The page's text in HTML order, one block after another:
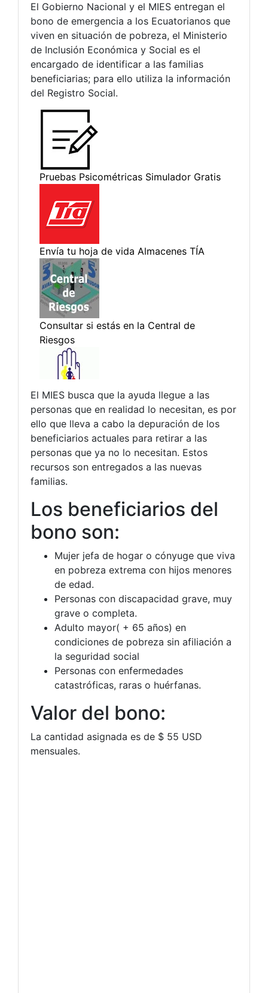
El Gobierno Nacional y el MIES entregan el
bono de emergencia a los Ecuatorianos que
viven en situación de pobreza, el Ministerio
de Inclusión Económica y Social es el
encargado de identificar a las familias
beneficiarias; para ello utiliza la información
del Registro Social.
El MIES busca que la ayuda llegue a las
personas que en realidad lo necesitan, es por
ello que lleva a cabo la depuración de los
beneficiarios actuales para retirar a las
personas que ya no lo necesitan. Estos
recursos son entregados a las nuevas
familias.
Los beneficiarios del
bono son:
Mujer jefa de hogar o cónyuge que viva
en pobreza extrema con hijos menores
de edad.
Personas con discapacidad grave, muy
grave o completa.
Adulto mayor( + 65 años) en
condiciones de pobreza sin afiliación a
la seguridad social
Personas con enfermedades
catastróficas, raras o huérfanas.
Valor del bono:
La cantidad asignada es de $ 55 USD
mensuales.